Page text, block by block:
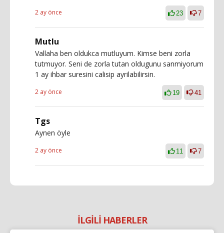
2 ay önce 23 7
Mutlu
Vallaha ben oldukca mutluyum. Kimse beni zorla
tutmuyor. Seni de zorla tutan oldugunu sanmiyorum
1 ay ihbar suresini calisip ayrilabilirsin.
2 ay önce 19 41
Tgs
Aynen öyle
2 ay önce 11 7
İLGİLİ HABERLER